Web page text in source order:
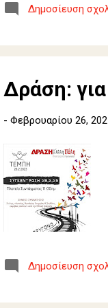
Δημοσίευση
Δράση:
- Φεβρουαρίου 26,
Δημοσίευση